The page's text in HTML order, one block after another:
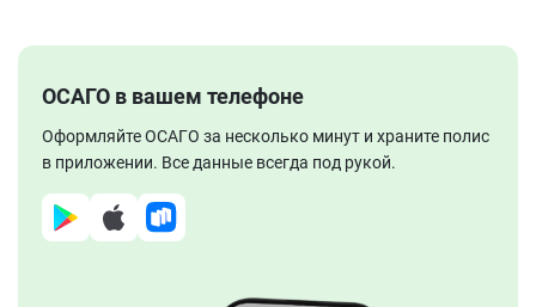
ОСАГО в вашем телефоне
Оформляйте ОСАГО за несколько минут и храните полис
в приложении. Все данные всегда под рукой.